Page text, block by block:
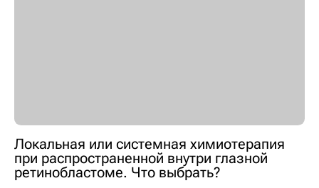
Локальная или системная химиотерапия
при распространенной внутри глазной
ретинобластоме. Что выбрать?